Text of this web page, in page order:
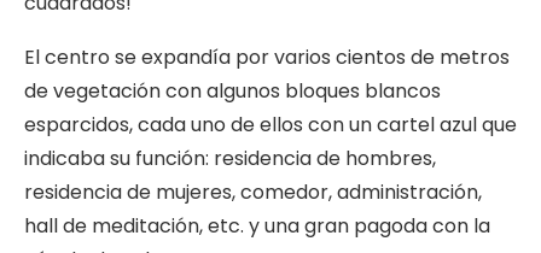
El centro se expandía por varios cientos de metros
de vegetación con algunos bloques blancos
esparcidos, cada uno de ellos con un cartel azul que
indicaba su función: residencia de hombres,
residencia de mujeres, comedor, administración,
hall de meditación, etc. y una gran pagoda con la